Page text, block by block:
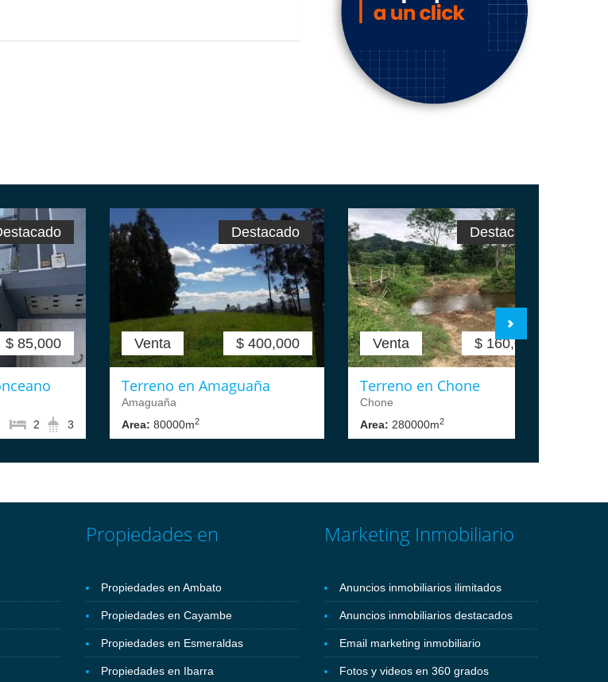
$ 85,000
3
2
Venta $ 400,000
Destacado
Terreno en Amaguaña
Amaguaña
Area: 80000m2
Venta $ 160,000
Destacado
Terreno en Chone
Chone
Area: 280000m2
Propiedades en
Propiedades en Ambato
Propiedades en Cayambe
Propiedades en Esmeraldas
Propiedades en Ibarra
Marketing Inmobiliario
Anuncios inmobiliarios ilimitados
Anuncios inmobiliarios destacados
Email marketing inmobiliario
Fotos y videos en 360 grados